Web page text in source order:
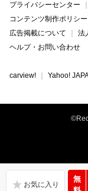
無
プライバシーセンター
コンテンツ制作ポリシー
広告掲載について
法
ヘルプ・お問い合わせ
carview! Yahoo!